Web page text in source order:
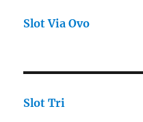
Slot Via Ovo
Slot Tri